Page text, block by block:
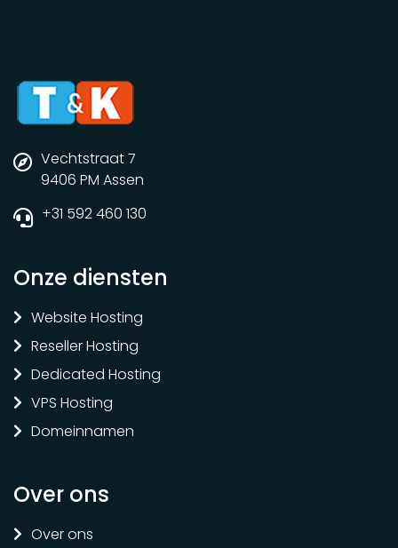
Vechtstraat 7
9406 PM Assen
+31 592 460 130
Onze diensten
Website Hosting
Reseller Hosting
Dedicated Hosting
VPS Hosting
Domeinnamen
Over ons
Over ons